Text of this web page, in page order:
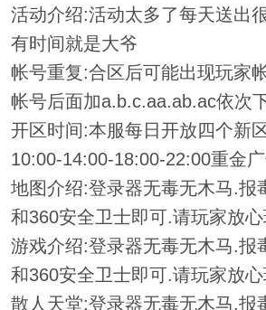
活动介绍:活动太多了每天送出
有时间就是大爷
帐号重复:合区后可能出现玩家
帐号后面加a.b.c.aa.ab.ac依次
开区时间:本服每日开放四个新
10:00-14:00-18:00-22:00重金广
地图介绍:登录器无毒无木马.报
和360安全卫士即可.请玩家放
游戏介绍:登录器无毒无木马.报
和360安全卫士即可.请玩家放
散人天堂:登录器无毒无木马.报